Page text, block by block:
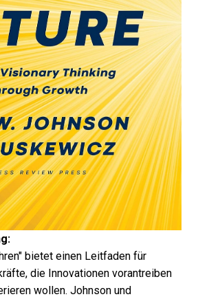
bietet einen Leitfaden für
die Innovationen vorantreiben
wollen. Johnson und